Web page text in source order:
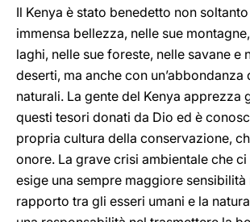
Il Kenya è stato benedetto non
immensa bellezza, nelle sue
laghi, nelle sue foreste, nelle savane e
deserti, ma anche con un’abbondanza
naturali. La gente del Kenya apprezza
questi tesori donati da Dio ed è
propria cultura della conservazione,
onore. La grave crisi ambientale che ci
esige una sempre maggiore
rapporto tra gli esseri umani e la